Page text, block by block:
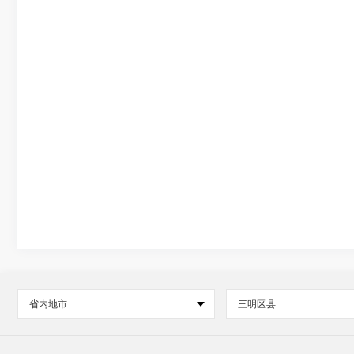
省内地市 三明区县